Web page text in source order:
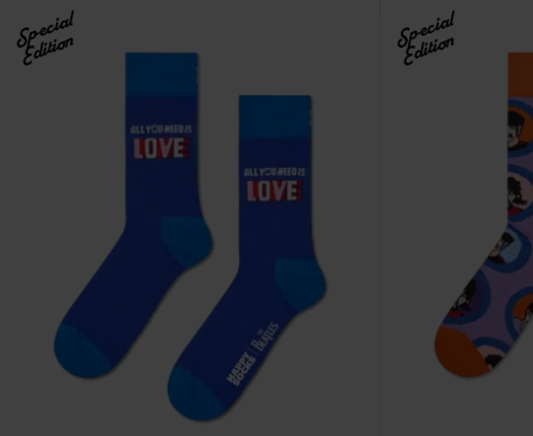
Special
Edition Special
Edition